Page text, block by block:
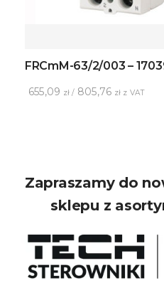
FRCmM-63/2/003 –
655,09 zł / 805,76 zł z VAT
Zapraszamy do
sklepu z